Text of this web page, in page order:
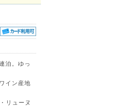
泊。ゆっ
イン産地
リューヌ